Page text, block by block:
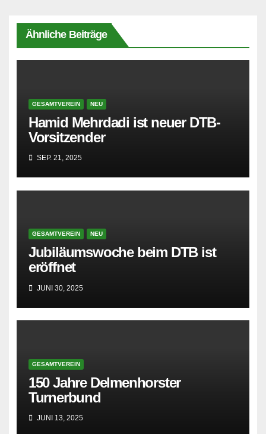
Ähnliche Beiträge
GESAMTVEREIN NEU
Hamid Mehrdadi ist neuer DTB-
Vorsitzender
SEP. 21, 2025
GESAMTVEREIN NEU
Jubiläumswoche beim DTB ist
eröffnet
JUNI 30, 2025
GESAMTVEREIN
150 Jahre Delmenhorster
Turnerbund
JUNI 13, 2025